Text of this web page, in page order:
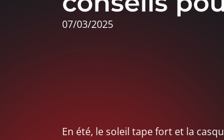
07/03/2025
En été, le soleil tape fort et la